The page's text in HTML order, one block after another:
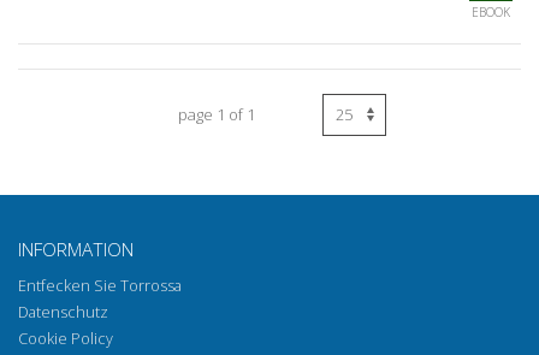
EBOOK
page 1 of 1
INFORMATION
Entfecken Sie Torrossa
Datenschutz
Cookie Policy